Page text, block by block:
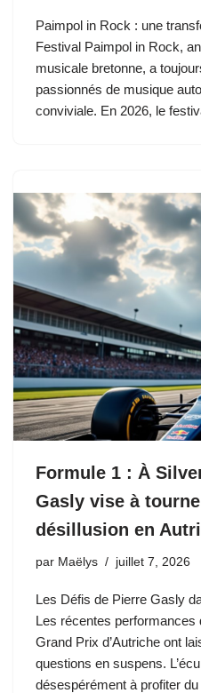
Paimpol in Rock : une
Festival Paimpol in Rock,
musicale bretonne, a
passionnés de musique
conviviale. En 2026, le
Formule 1 : À
Gasly vise à
désillusion en
par Maëlys juillet 7, 2026
Les Défis de Pierre Gasly
Les récentes
Grand Prix d’Autriche ont
questions en suspens.
désespérément à profiter